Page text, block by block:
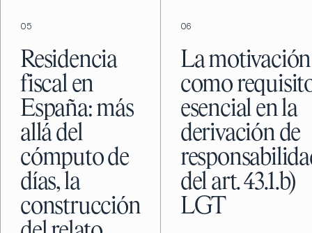
05
Residencia
fiscal en
España: más
allá del
cómputo de
días, la
construcción
06
La motivación
como
esencial en la
derivación de
del art. 43.1.b)
LGT